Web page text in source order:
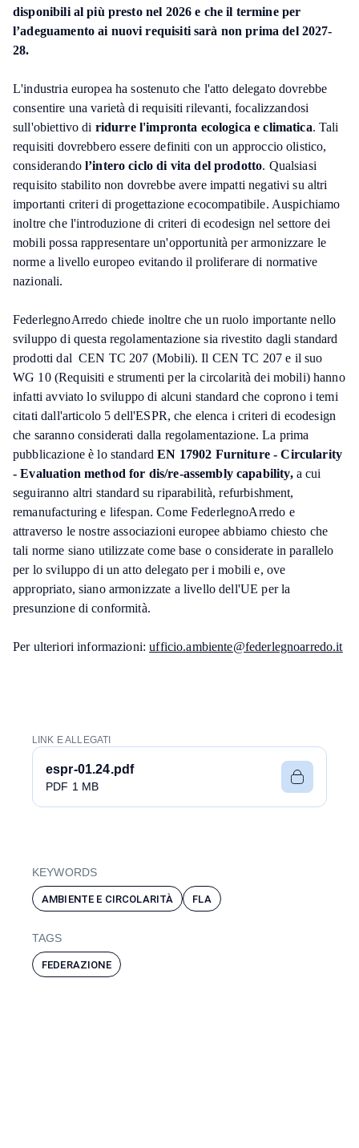
disponibili al più presto nel 2026 e che il termine per
l’adeguamento ai nuovi requisiti sarà non prima del 2027-
28.
L'industria europea ha sostenuto che l'atto delegato dovrebbe
consentire una varietà di requisiti rilevanti, focalizzandosi
sull'obiettivo di ridurre l'impronta ecologica e climatica. Tali
requisiti dovrebbero essere definiti con un approccio olistico,
considerando l’intero ciclo di vita del prodotto. Qualsiasi
requisito stabilito non dovrebbe avere impatti negativi su altri
importanti criteri di progettazione ecocompatibile. Auspichiamo
inoltre che l'introduzione di criteri di ecodesign nel settore dei
mobili possa rappresentare un'opportunità per armonizzare le
norme a livello europeo evitando il proliferare di normative
nazionali.
FederlegnoArredo chiede inoltre che un ruolo importante nello
sviluppo di questa regolamentazione sia rivestito dagli standard
prodotti dal CEN TC 207 (Mobili). Il CEN TC 207 e il suo
WG 10 (Requisiti e strumenti per la circolarità dei mobili) hanno
infatti avviato lo sviluppo di alcuni standard che coprono i temi
citati dall'articolo 5 dell'ESPR, che elenca i criteri di ecodesign
che saranno considerati dalla regolamentazione. La prima
pubblicazione è lo standardEN 17902 Furniture - Circularity
- Evaluation method for dis/re-assembly capability,a cui
seguiranno altri standard su riparabilità, refurbishment,
remanufacturing e lifespan. Come FederlegnoArredo e
attraverso le nostre associazioni europee abbiamo chiesto che
tali norme siano utilizzate come base o considerate in parallelo
per lo sviluppo di un atto delegato per i mobili e, ove
appropriato, siano armonizzate a livello dell'UE per la
presunzione di conformità.
Per ulteriori informazioni:ufficio.ambiente@federlegnoarredo.it
LINK E ALLEGATI
espr-01.24.pdf
PDF 1 MB
KEYWORDS
AMBIENTE E CIRCOLARITÀ FLA
TAGS
FEDERAZIONE